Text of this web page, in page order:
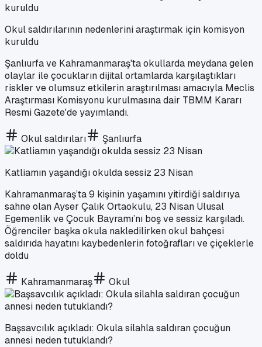
Okul saldırılarının nedenlerini araştırmak için komisyon
kuruldu
Şanlıurfa ve Kahramanmaraş'ta okullarda meydana gelen
olaylar ile çocukların dijital ortamlarda karşılaştıkları
riskler ve olumsuz etkilerin araştırılması amacıyla Meclis
Araştırması Komisyonu kurulmasına dair TBMM Kararı
Resmi Gazete'de yayımlandı.
Okul saldırıları Şanlıurfa
Katliamın yaşandığı okulda sessiz 23 Nisan
Kahramanmaraş’ta 9 kişinin yaşamını yitirdiği saldırıya
sahne olan Ayser Çalık Ortaokulu, 23 Nisan Ulusal
Egemenlik ve Çocuk Bayramı’nı boş ve sessiz karşıladı.
Öğrenciler başka okula nakledilirken okul bahçesi
saldırıda hayatını kaybedenlerin fotoğrafları ve çiçeklerle
doldu
Kahramanmaraş Okul
Başsavcılık açıkladı: Okula silahla saldıran çocuğun
annesi neden tutuklandı?